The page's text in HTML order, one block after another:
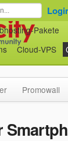
Pakete
Cloud-VPS
Promowall